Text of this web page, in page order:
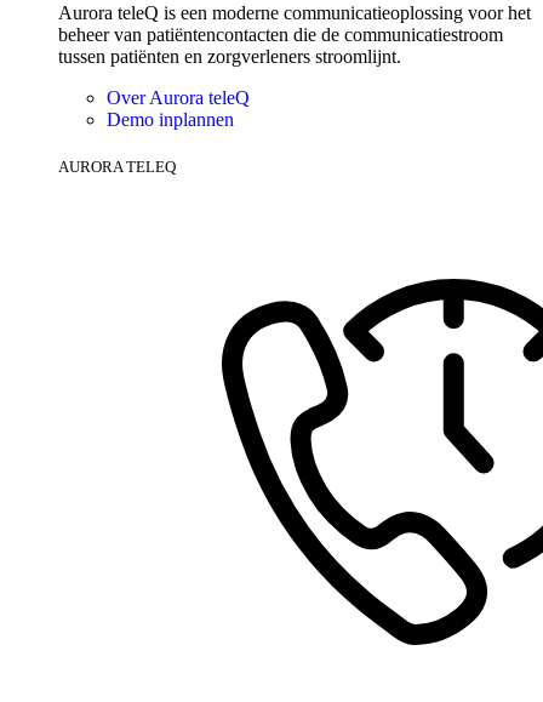
Aurora teleQ is een moderne communicatieoplossing voor het
beheer van patiëntencontacten die de communicatiestroom
tussen patiënten en zorgverleners stroomlijnt.
Over Aurora teleQ
Demo inplannen
AURORA TELEQ